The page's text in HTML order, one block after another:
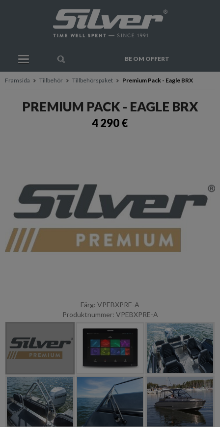
BE OM OFFERT
Framsida Tillbehör Tillbehörspaket Premium Pack - Eagle BRX
PREMIUM PACK - EAGLE BRX
4 290 €
Färg: VPEBXPRE-A
Produktnummer: VPEBXPRE-A